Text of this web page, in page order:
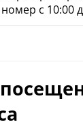
с 10:00